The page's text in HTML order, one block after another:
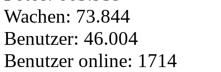
Wachen: 73.844
Benutzer: 46.004
Benutzer online: 1714